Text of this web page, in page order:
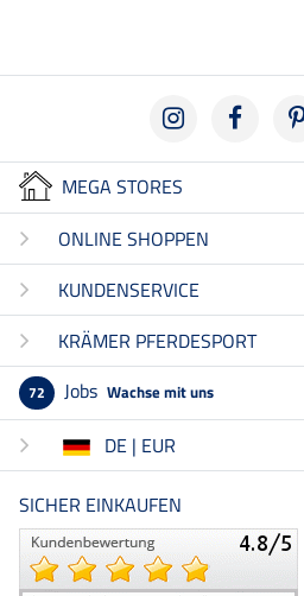
MEGA STORES
ONLINE SHOPPEN
KUNDENSERVICE
KRÄMER PFERDESPORT
72 Jobs Wachse mit uns
DE | EUR
SICHER EINKAUFEN